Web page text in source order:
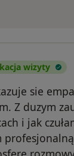
wizyty
sie
Z duzym
i jak